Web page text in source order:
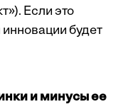
»). Если это
будет
и минусы ее